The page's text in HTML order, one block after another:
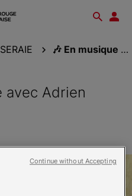
🎶 En musique avec Adrien ! 🎤
avec Adrien
Continue without Accepting